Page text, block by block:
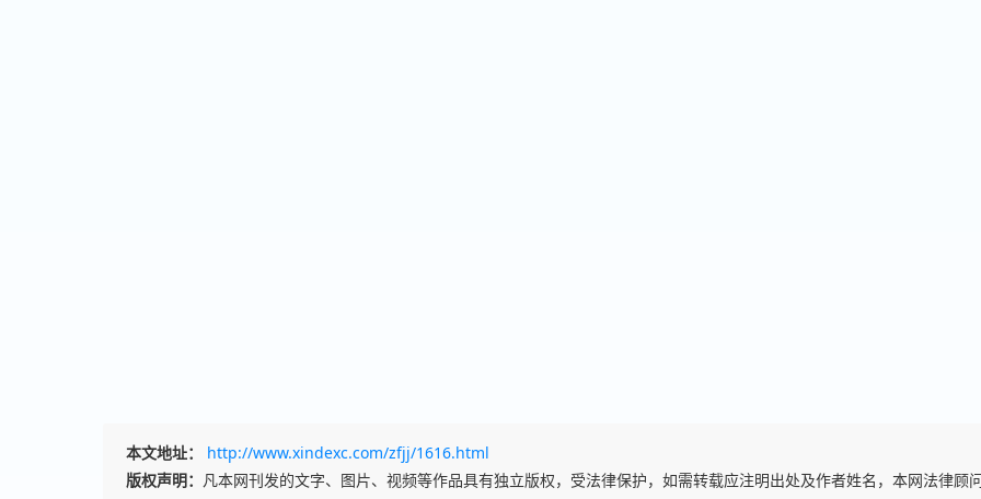
本文地址：
http://www.xindexc.com/zfjj/1616.html
版权声明： 凡本网刊发的文字、图片、视频等作品具有独立版权，受法律保护，如需转载应注明出处及作者姓名，本网法律顾